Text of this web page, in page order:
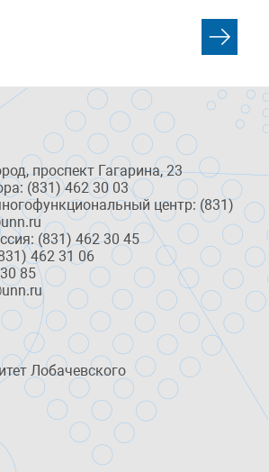
проспект Гагарина, 23
(831) 462 30 03
центр: (831)
(831) 462 30 45
462 31 06
85
Лобачевского